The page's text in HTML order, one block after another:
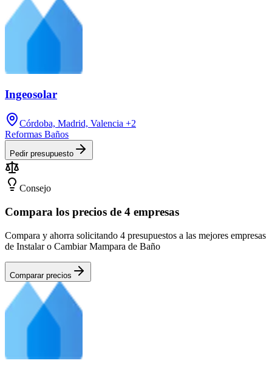
Ingeosolar
Córdoba, Madrid, Valencia +2
Reformas Baños
Pedir presupuesto
Consejo
Compara los precios de 4 empresas
Compara y ahorra solicitando 4 presupuestos a las mejores empresas
de Instalar o Cambiar Mampara de Baño
Comparar precios